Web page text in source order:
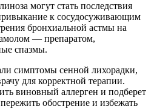
могут стать последствия
к сосудосуживающим
бронхиальной астмы на
— препаратом,
спазмы.
симптомы сенной лихорадки,
для корректной терапии.
виновный аллерген и подберет
обострение и избежать